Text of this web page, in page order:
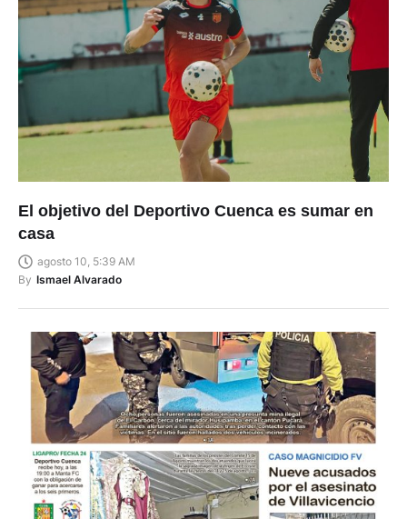
El objetivo del Deportivo Cuenca es sumar en
casa
agosto 10, 5:39 AM
By Ismael Alvarado